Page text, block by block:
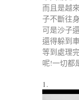
而且是越
子不斷往
可是沙子
還得躲到
等到處理
呢!一切都
1.